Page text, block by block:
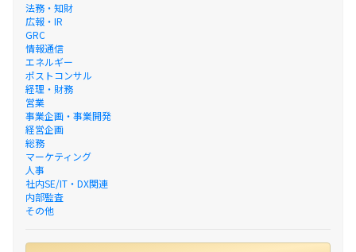
法務・知財
広報・IR
GRC
情報通信
エネルギー
ポストコンサル
経理・財務
営業
事業企画・事業開発
経営企画
総務
マーケティング
人事
社内SE/IT・DX関連
内部監査
その他